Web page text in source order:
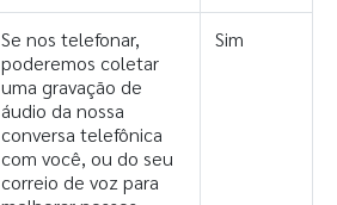
Se nos telefonar,
poderemos coletar
uma gravação de
áudio da nossa
conversa telefônica
com você, ou do seu
correio de voz para
Sim